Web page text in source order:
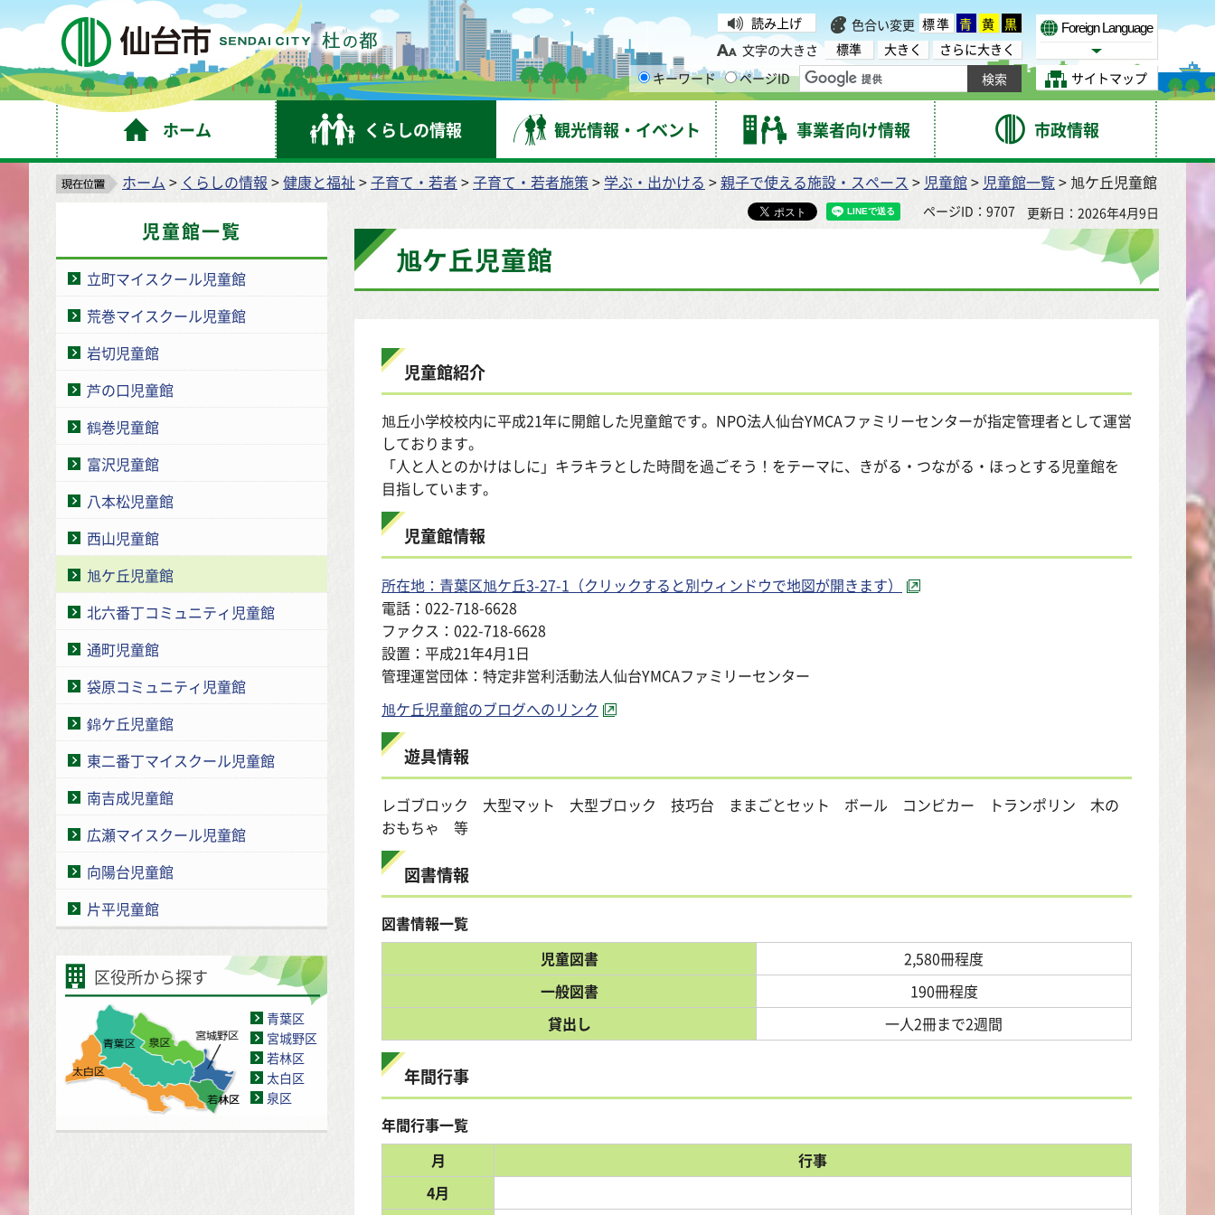
仙台市 読み上げ 色合い変更 標準 青 黄 黒
文字の大きさ
標準 大きく
さらに大きく
キーワード
ページID
Foreign Language
Select Language
サイトマップ
ホーム くらしの情報 観光情報・イベント 事業者向け情報 市政情報
ホーム > くらしの情報 >健康と福祉 >子育て・若者 >子育て・若者施策 > 学ぶ・出かける >親子で使える施設・スペース > 児童館> 児童館一覧> 旭ケ丘児童館
児童館一覧
立町マイスクール児童館
荒巻マイスクール児童館
岩切児童館
芦の口児童館
鶴巻児童館
富沢児童館
八本松児童館
西山児童館
旭ケ丘児童館
北六番丁コミュニティ児童館
通町児童館
袋原コミュニティ児童館
錦ケ丘児童館
東二番丁マイスクール児童館
南吉成児童館
広瀬マイスクール児童館
向陽台児童館
片平児童館
区役所から探す
青葉区
宮城野区
若林区
太白区
泉区
ページID：9707 更新日：2026年4月9日
旭ケ丘児童館
児童館紹介
旭丘小学校校内に平成21年に開館した児童館です。NPO法人仙台YMCAファミリーセンターが指定管理者として運営
しております。
「人と人とのかけはしに」キラキラとした時間を過ごそう！をテーマに、きがる・つながる・ほっとする児童館を
目指しています。
児童館情報
所在地：青葉区旭ケ丘3-27-1（クリックすると別ウィンドウで地図が開きます）
電話：022-718-6628
ファクス：022-718-6628
設置：平成21年4月1日
管理運営団体：特定非営利活動法人仙台YMCAファミリーセンター
旭ケ丘児童館のブログへのリンク
遊具情報
レゴブロック 大型マット 大型ブロック 技巧台 ままごとセット ボール コンビカー トランポリン 木の
おもちゃ 等
図書情報
図書情報一覧
児童図書
2,580冊程度
一般図書
190冊程度
貸出し
一人2冊まで2週間
年間行事
年間行事一覧
月
行事
4月